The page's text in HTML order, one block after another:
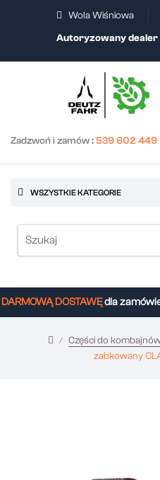
Wola Wiśniowa
Autoryzowany dealer
Zadzwoń i zamów :539 602 449
WSZYSTKIE KATEGORIE
DOSTAWĘdla
Części do
zabkowany